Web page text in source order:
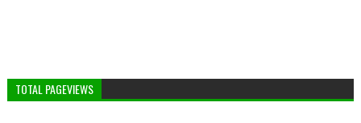
TOTAL PAGEVIEWS